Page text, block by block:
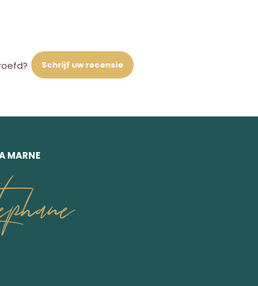
Schrijf uw recensie
MARNE